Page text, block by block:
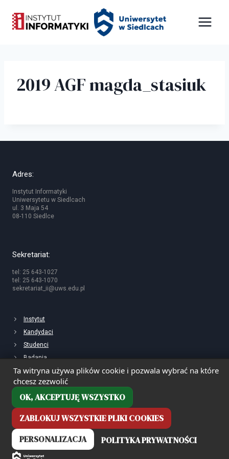
Panel zarządzania plikami cookies
Ta witryna używa plików cookie i pozwala wybrać na które
chcesz zezwolić
OK, AKCEPTUJĘ WSZYSTKO
ZABLOKUJ WSZYSTKIE PLIKI COOKIES
PERSONALIZACJA
POLITYKA PRYWATNOŚCI
treści
2019 AGF magda_stasiuk
Adres:
Instytut Informatyki
Uniwersytetu w Siedlcach
ul. 3 Maja 54
08-110 Siedlce
Sekretariat:
tel: 25 643-1027
tel: 25 643-1070
sekretariat_ii@uws.edu.pl
Instytut
Kandydaci
Studenci
Badania
Deklaracja dostępności